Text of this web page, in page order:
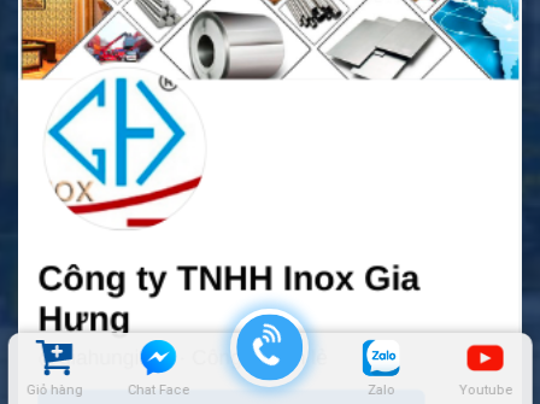
Giỏ hàng Chat Face Zalo Youtube